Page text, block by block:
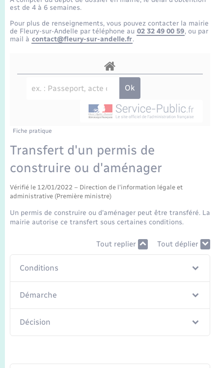
Etat-civil - Papiers - Citoyenneté
Mariage – PACS
Recensement
Loisirs
Organisation d’événement
Sécurité - Prévention
Seniors
Transports scolaires
Voirie et espace public
Travaux - Autorisation d’occupation de l’espace
public
Compétences
Présentation de la commune
La Communauté de communes
est de 4 à 6 semaines.
Pour plus de renseignements, vous pouvez contacter la mairie
de Fleury-sur-Andelle par téléphone au 02 32 49 00 59, ou par
mail à contact@fleury-sur-andelle.fr.
Fiche pratique
Transfert d'un permis de
construire ou d'aménager
Vérifié le 12/01/2022 – Direction de l'information légale et
administrative (Première ministre)
Un permis de construire ou d'aménager peut être transféré. La
mairie autorise ce transfert sous certaines conditions.
Tout replier Tout déplier
Conditions
Démarche
Décision